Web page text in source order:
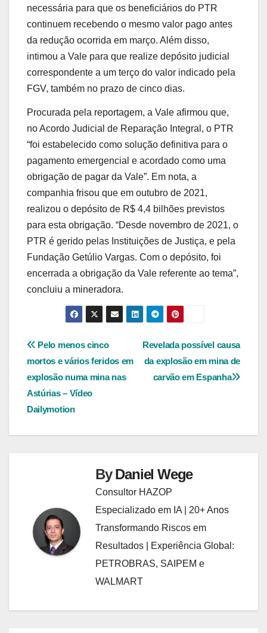
necessária para que os beneficiários do PTR
continuem recebendo o mesmo valor pago antes
da redução ocorrida em março. Além disso,
intimou a Vale para que realize depósito judicial
correspondente a um terço do valor indicado pela
FGV, também no prazo de cinco dias.
Procurada pela reportagem, a Vale afirmou que,
no Acordo Judicial de Reparação Integral, o PTR
“foi estabelecido como solução definitiva para o
pagamento emergencial e acordado como uma
obrigação de pagar da Vale”. Em nota, a
companhia frisou que em outubro de 2021,
realizou o depósito de R$ 4,4 bilhões previstos
para esta obrigação. “Desde novembro de 2021, o
PTR é gerido pelas Instituições de Justiça, e pela
Fundação Getúlio Vargas. Com o depósito, foi
encerrada a obrigação da Vale referente ao tema”,
concluiu a mineradora.
Navegação
de
Post
Revelada possível causa
da explosão em mina de
carvão em Espanha
Pelo menos cinco
mortos e vários feridos em
explosão numa mina nas
Astúrias – Vídeo
Dailymotion
ByDaniel Wege
Consultor HAZOP
Especializado em IA | 20+ Anos
Transformando Riscos em
Resultados | Experiência Global:
PETROBRAS, SAIPEM e
WALMART